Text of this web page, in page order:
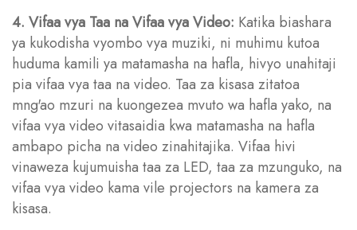
4. Vifaa vya Taa na Vifaa vya Video: Katika biashara
ya kukodisha vyombo vya muziki, ni muhimu kutoa
huduma kamili ya matamasha na hafla, hivyo unahitaji
pia vifaa vya taa na video. Taa za kisasa zitatoa
mng'ao mzuri na kuongezea mvuto wa hafla yako, na
vifaa vya video vitasaidia kwa matamasha na hafla
ambapo picha na video zinahitajika. Vifaa hivi
vinaweza kujumuisha taa za LED, taa za mzunguko, na
vifaa vya video kama vile projectors na kamera za
kisasa.